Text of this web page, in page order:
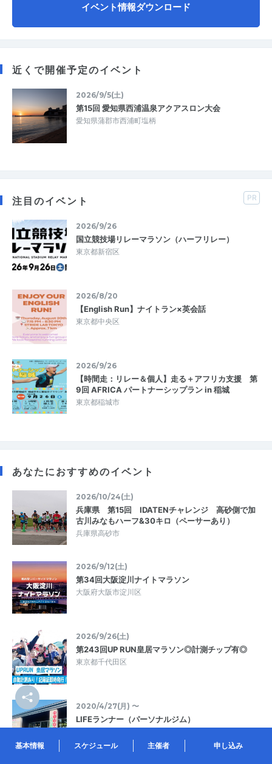
基本情報 スケジュール 主催者 申し込み
イベント情報ダウンロード
近くで開催予定のイベント
2026/9/5(土)
第15回 愛知県西浦温泉アクアスロン大会
愛知県蒲郡市西浦町塩柄
注目のイベント PR
2026/9/26
国立競技場リレーマラソン（ハーフリレー）
東京都新宿区
2026/8/20
【English Run】ナイトラン×英会話
東京都中央区
2026/9/26
【時間走：リレー＆個人】走る＋アフリカ支援 第
9回 AFRICA パートナーシップラン in 稲城
東京都稲城市
あなたにおすすめのイベント
2026/10/24(土)
兵庫県 第15回 IDATENチャレンジ 高砂側で加
古川みなもハーフ&30キロ（ペーサーあり）
兵庫県高砂市
2026/9/12(土)
第34回大阪淀川ナイトマラソン
大阪府大阪市淀川区
2026/9/26(土)
第243回UP RUN皇居マラソン◎計測チップ有◎
東京都千代田区
2020/4/27(月) 〜
LIFEランナー（パーソナルジム）